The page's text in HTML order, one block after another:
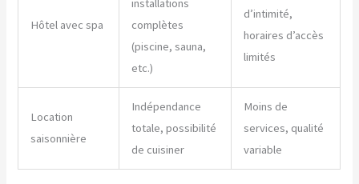
Hôtel avec spa
complètes
(piscine, sauna,
etc.)
d’intimité,
horaires d’accès
limités
Location
saisonnière
Indépendance
totale, possibilité
de cuisiner
Moins de
services, qualité
variable